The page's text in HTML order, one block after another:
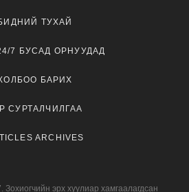
ТУХАЙ
7 БУСАД ОРНУУДАД
БАРИХ
СУРТАЛЧИЛГАА
ARCHIVES
эрх хуулиар хамгаалагдсан